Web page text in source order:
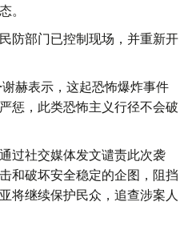
。
防部门已控制现场，并重新开
赫表示，这起恐怖爆炸事件
惩，此类恐怖主义行径不会破
过社交媒体发文谴责此次袭
和破坏安全稳定的企图，阻挡
将继续保护民众，追查涉案人